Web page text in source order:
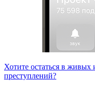
Хотите остаться в
преступлений?